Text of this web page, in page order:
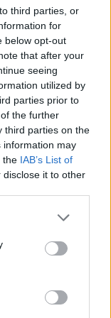
third parties, or
for
below opt-out
that after your
seeing
utilized by
parties prior to
the further
third parties on the
information may
the IAB’s List of
it to other
takimit
ukrainas iu
së Putinit” në
orë pritje për